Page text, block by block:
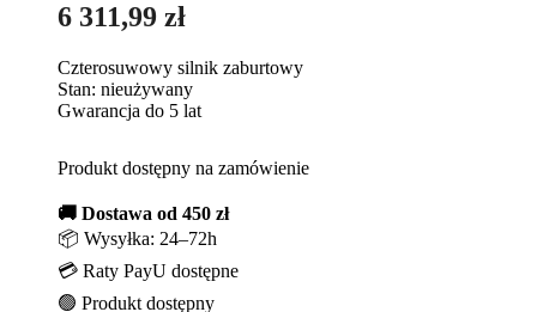
6 311,99 zł
Czterosuwowy silnik zaburtowy
Stan: nieużywany
Gwarancja do 5 lat
Produkt dostępny na zamówienie
🚚 Dostawa od 450 zł
📦 Wysyłka: 24–72h
💳 Raty PayU dostępne
🟢 Produkt dostępny